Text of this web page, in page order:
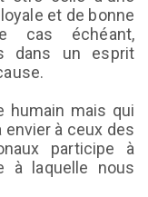
et de bonne
cas échéant,
dans un esprit
humain mais qui
à ceux des
participe à
à laquelle nous